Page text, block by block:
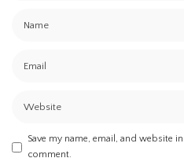
Save my name, email, and website
comment.